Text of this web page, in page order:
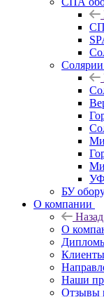
Солярии
УФ
БУ
О компании
Назад
О
Наши
Отзывы